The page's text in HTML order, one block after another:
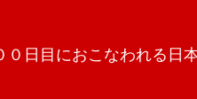
日目におこなわれる日